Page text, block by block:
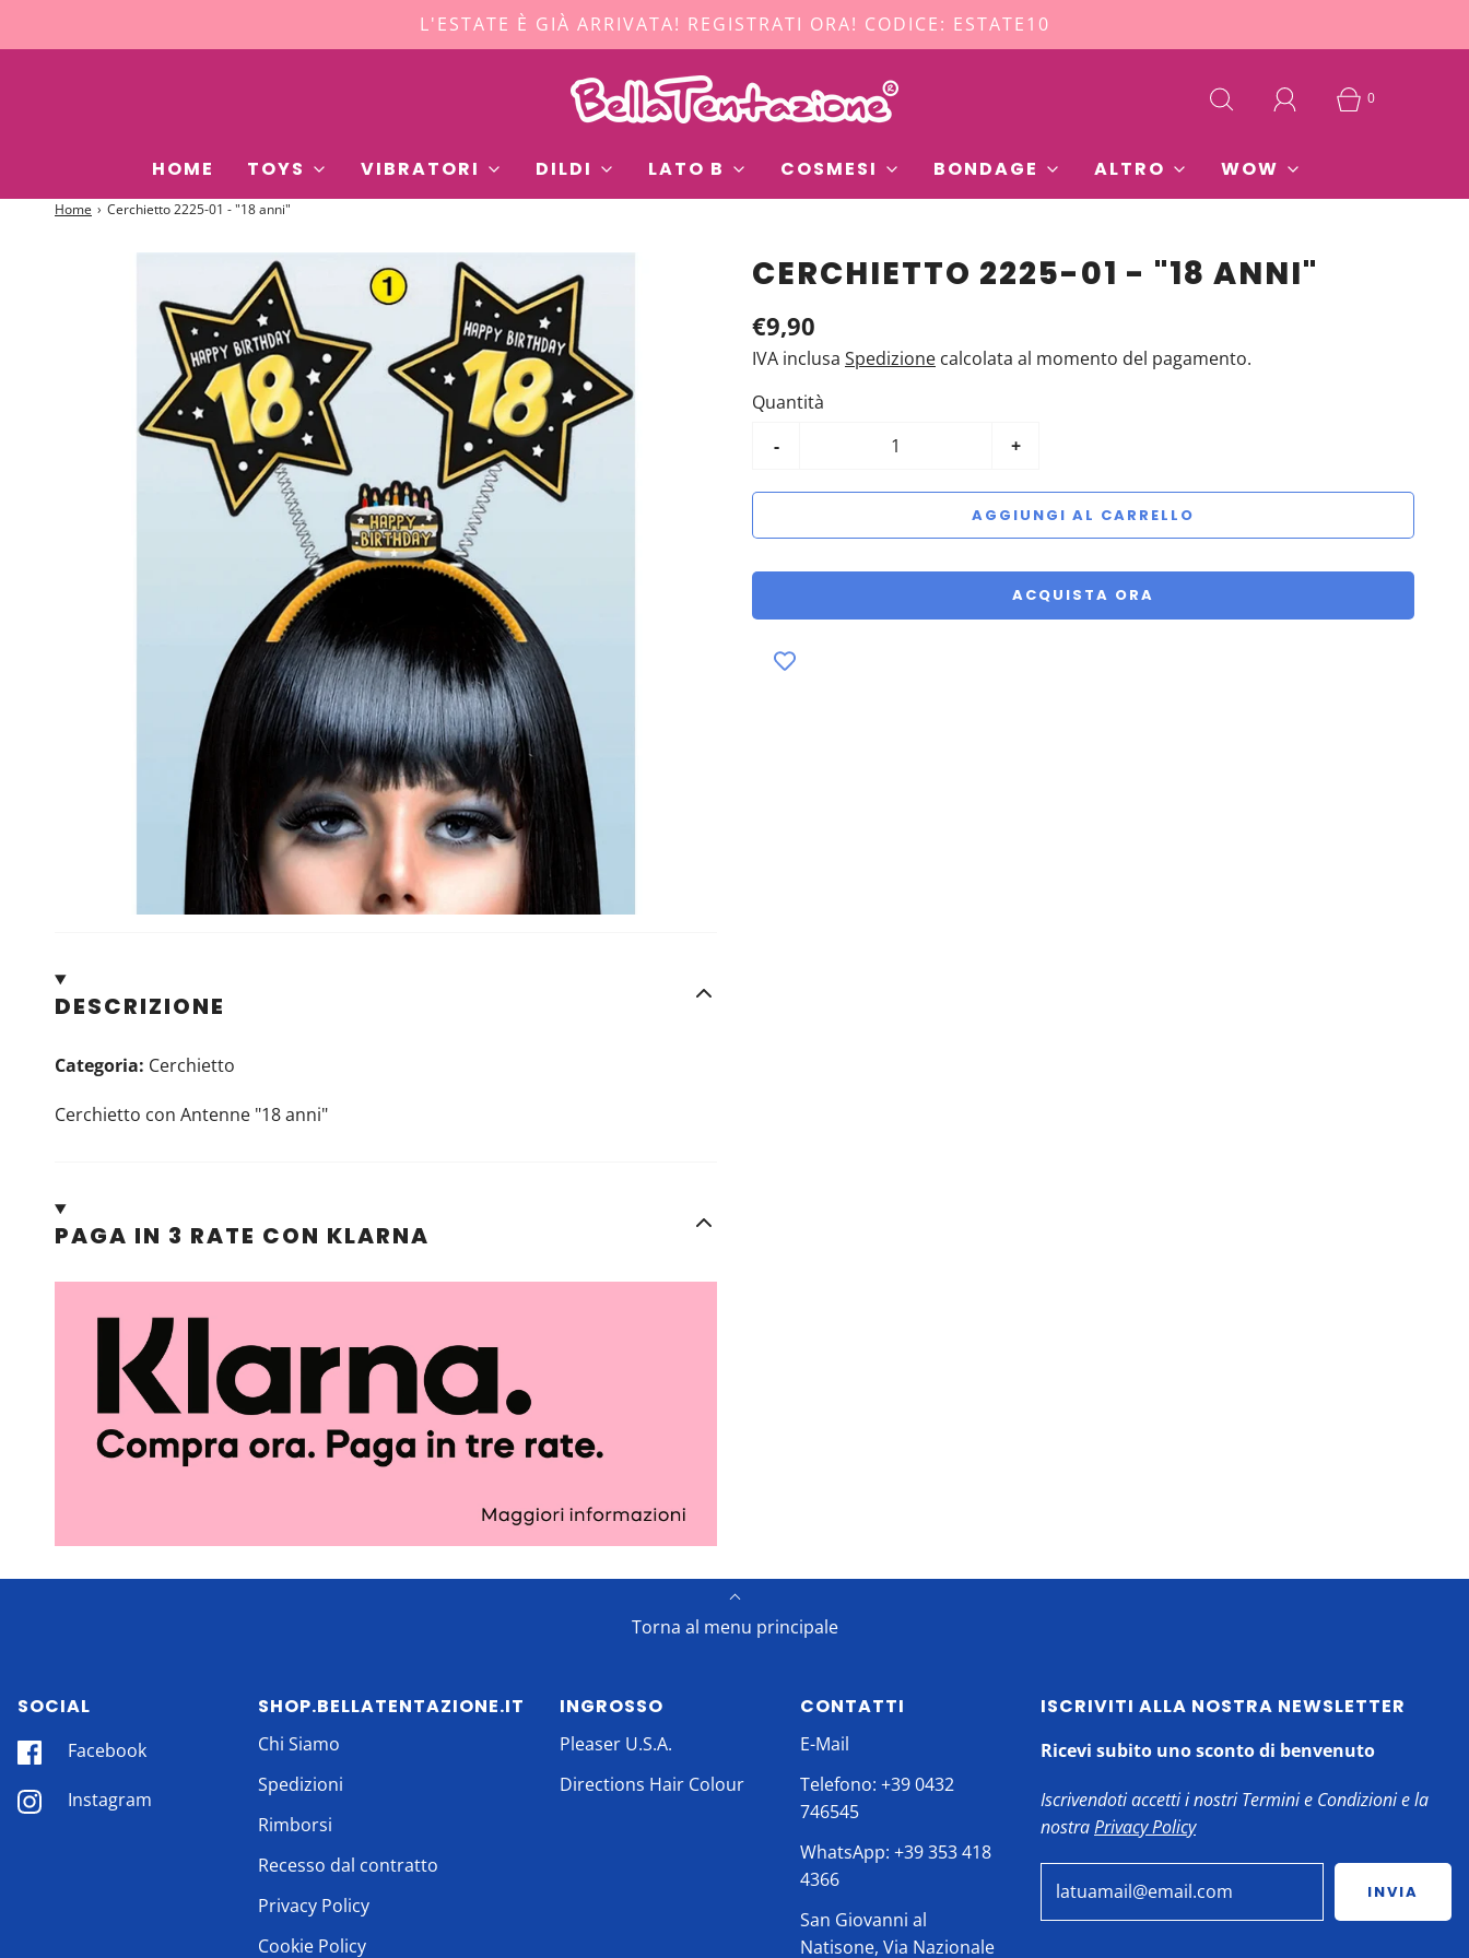
L'ESTATE È GIÀ ARRIVATA! REGISTRATI ORA! CODICE: ESTATE10
0
HOME TOYS VIBRATORI DILDI LATO B COSMESI BONDAGE ALTRO WOW
Home › Cerchietto 2225-01 - "18 anni"
CERCHIETTO 2225-01 - "18 ANNI"
€9,90
IVA inclusa Spedizione calcolata al momento del pagamento.
Quantità
-
+
AGGIUNGI AL CARRELLO
ACQUISTA ORA
DESCRIZIONE
Categoria: Cerchietto
Cerchietto con Antenne "18 anni"
PAGA IN 3 RATE CON KLARNA
Torna al menu principale
SOCIAL
Facebook
Instagram
SHOP.BELLATENTAZIONE.IT
Chi Siamo
Spedizioni
Rimborsi
Recesso dal contratto
Privacy Policy
Cookie Policy
INGROSSO
Pleaser U.S.A.
Directions Hair Colour
CONTATTI
E-Mail
Telefono: +39 0432
746545
WhatsApp: +39 353 418
4366
San Giovanni al
Natisone, Via Nazionale
ISCRIVITI ALLA NOSTRA NEWSLETTER
Ricevi subito uno sconto di benvenuto
Iscrivendoti accetti i nostri Termini e Condizioni e la
nostraPrivacy Policy
INVIA